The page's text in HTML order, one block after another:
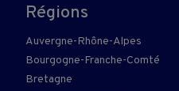
Régions
Auvergne-Rhône-Alpes
Bourgogne-Franche-Comté
Bretagne